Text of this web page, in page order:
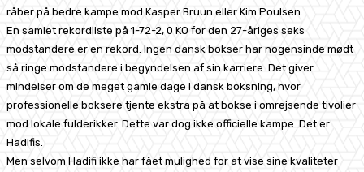
råber på bedre kampe mod Kasper Bruun eller Kim Poulsen.
En samlet rekordliste på 1-72-2, 0 KO for den 27-åriges seks
modstandere er en rekord. Ingen dansk bokser har nogensinde mødt
så ringe modstandere i begyndelsen af sin karriere. Det giver
mindelser om de meget gamle dage i dansk boksning, hvor
professionelle boksere tjente ekstra på at bokse i omrejsende tivolier
mod lokale fulderikker. Dette var dog ikke officielle kampe. Det er
Hadifis.
Men selvom Hadifi ikke har fået mulighed for at vise sine kvaliteter